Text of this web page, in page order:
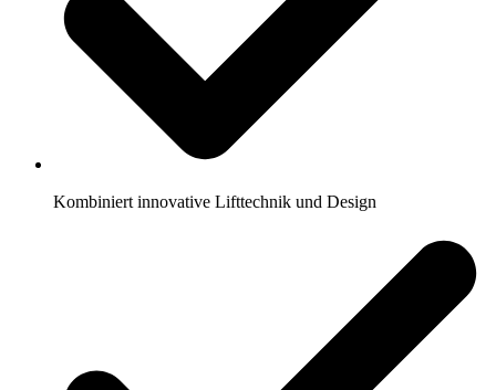
Kombiniert innovative Lifttechnik und Design